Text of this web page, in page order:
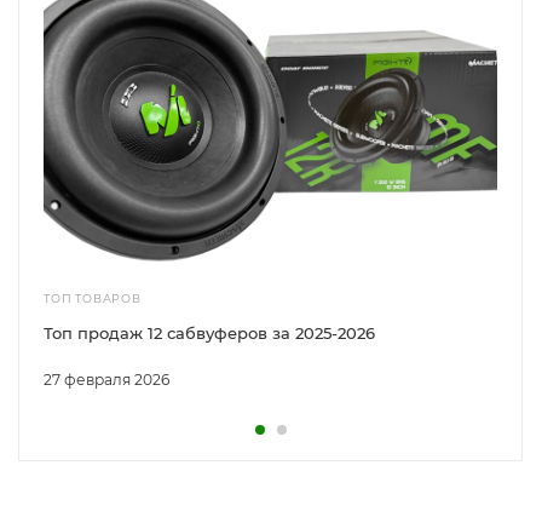
ТОП ТОВАРОВ
27 февраля 2026
Топ продаж 12 сабвуферов за 2025-2026